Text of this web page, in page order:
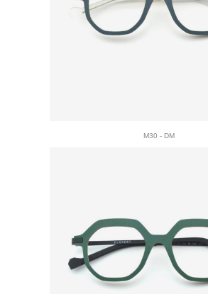
M30 - DM